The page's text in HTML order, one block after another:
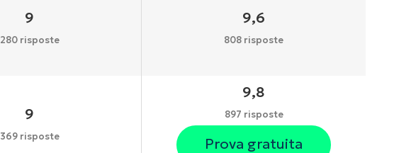
9
280 risposte
9,6
808 risposte
9
369 risposte
9,8
897 risposte
Prova gratuita